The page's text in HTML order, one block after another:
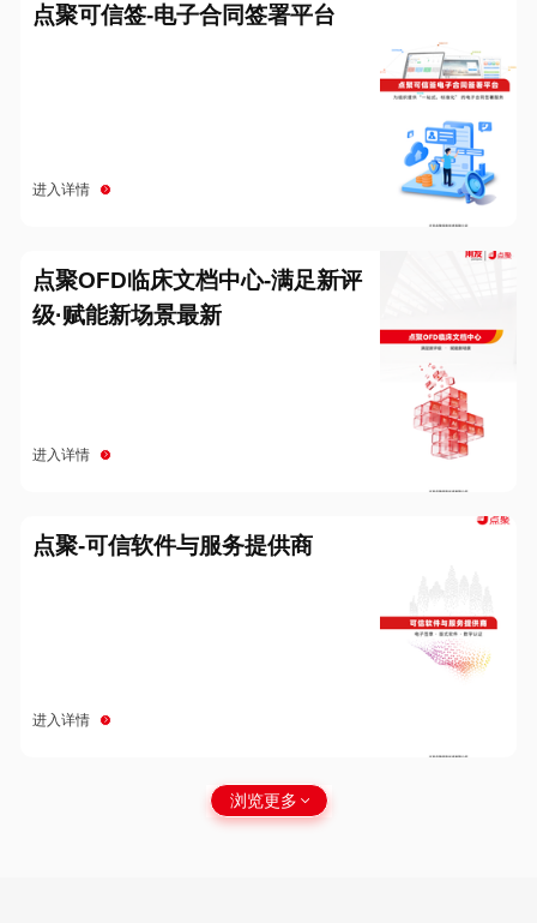
点聚可信签-电子合同签署平台
进入详情
点聚OFD临床文档中心-满足新评
级·赋能新场景最新
进入详情
点聚-可信软件与服务提供商
进入详情
浏览更多